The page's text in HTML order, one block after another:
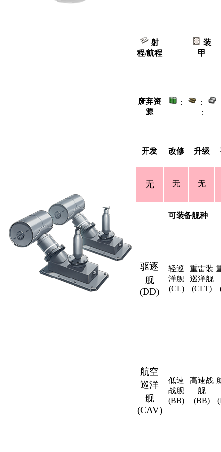
射
程/航程
装
甲
废弃资
源
： ：
：
开发 改修 升级
无 无 无
可装备舰种
驱逐
舰
(DD)
轻巡
洋舰
(CL)
重雷装
巡洋舰
(CLT)
航空
巡洋
舰
(CAV)
低速
战舰
(BB)
高速战
舰
(BB)